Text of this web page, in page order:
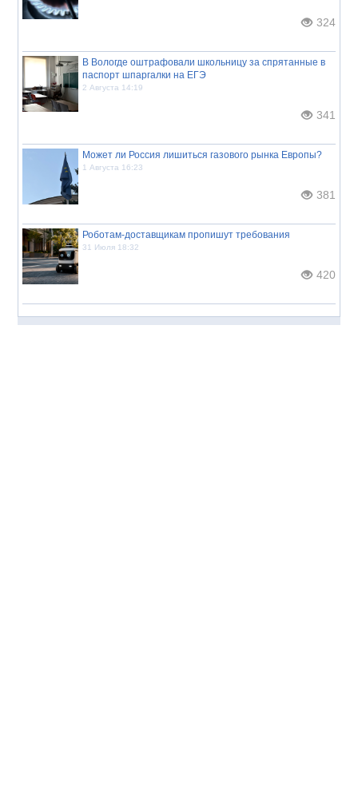
324
В Вологде оштрафовали школьницу за спрятанные в
паспорт шпаргалки на ЕГЭ
2 Августа 14:19
341
Может ли Россия лишиться газового рынка Европы?
1 Августа 16:23
381
Роботам-доставщикам пропишут требования
31 Июля 18:32
420